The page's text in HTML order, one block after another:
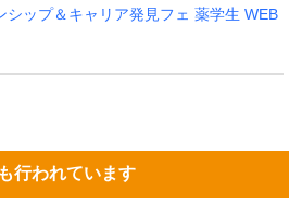
シップ＆キャリア発見フェ 薬学生 WEB
行われています